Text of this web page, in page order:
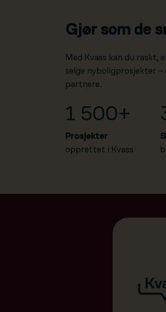
Gjør som de
Med Kvass kan du
selge nyboligprosjekter –
partnere.
1 500+
Prosjekter
opprettet i Kvass